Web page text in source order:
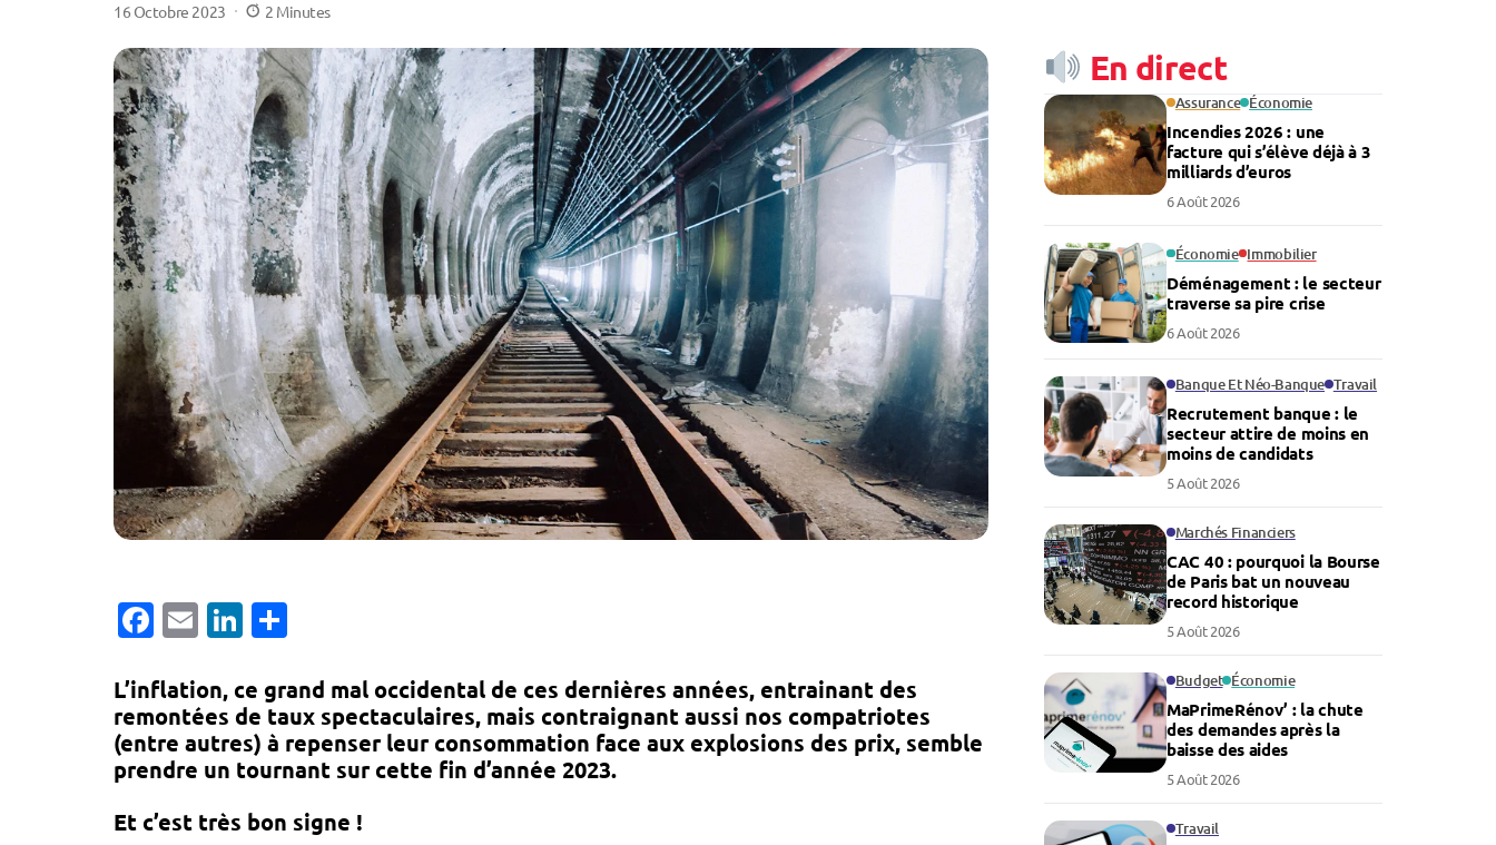
16 Octobre 2023 2 Minutes
Facebook
EmailLinkedIn
L’inflation, ce grand mal occidental de ces dernières années, entrainant des
remontées de taux spectaculaires, mais contraignant aussi nos compatriotes
(entre autres) à repenser leur consommation face aux explosions des prix, semble
prendre un tournant sur cette fin d’année 2023.
Et c’est très bon signe !
En direct
Assurance Économie
Incendies 2026 : une
facture qui s’élève déjà à 3
milliards d’euros
6 Août 2026
Économie Immobilier
Déménagement : le secteur
traverse sa pire crise
6 Août 2026
Banque Et Néo-Banque Travail
Recrutement banque : le
secteur attire de moins en
moins de candidats
5 Août 2026
Marchés Financiers
CAC 40 : pourquoi la Bourse
de Paris bat un nouveau
record historique
5 Août 2026
Budget Économie
MaPrimeRénov’ : la chute
des demandes après la
baisse des aides
5 Août 2026
Travail